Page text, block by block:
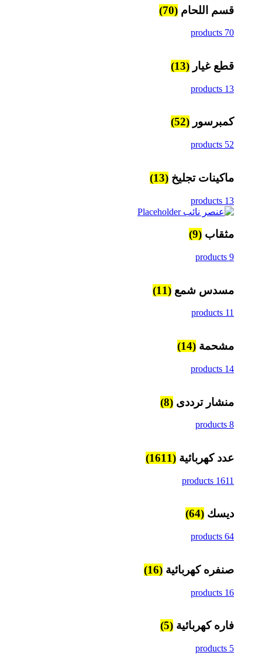
قسم اللحام (70)
70 products
قطع غيار (13)
13 products
كمبرسور (52)
52 products
ماكينات تجليخ (13)
13 products
مثقاب (9)
9 products
مسدس شمع (11)
11 products
مشحمة (14)
14 products
منشار ترددى (8)
8 products
عدد كهربائية (1611)
1611 products
ديسك (64)
64 products
صنفره كهربائية (16)
16 products
فاره كهربائية (5)
5 products